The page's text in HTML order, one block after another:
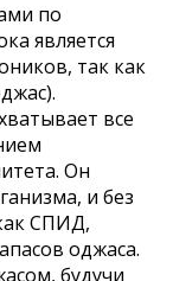
по
является
так как
все
Он
и без
СПИД,
оджаса.
будучи